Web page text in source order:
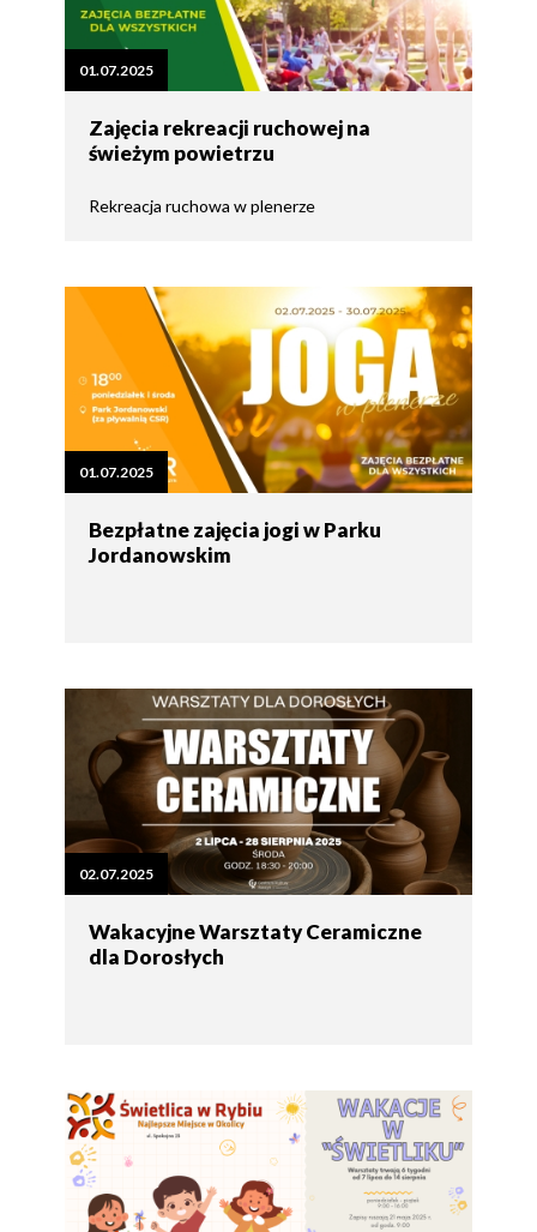
01.07.2025
Zajęcia rekreacji ruchowej na
świeżym powietrzu
Rekreacja ruchowa w plenerze
01.07.2025
Bezpłatne zajęcia jogi w Parku
Jordanowskim
02.07.2025
Wakacyjne Warsztaty Ceramiczne
dla Dorosłych